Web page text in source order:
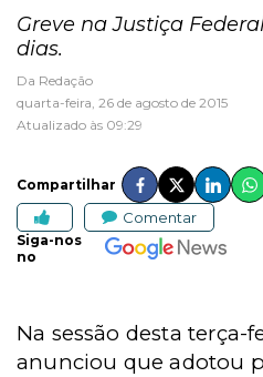
Greve na Justiça
dias.
Da Redação
quarta-feira, 26 de agosto de 2015
Atualizado às 09:29
Compartilhar
Comentar
Siga-nos
no
Na sessão desta terça-
anunciou que adotou